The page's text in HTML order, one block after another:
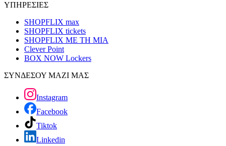
ΥΠΗΡΕΣΙΕΣ
SHOPFLIX max
SHOPFLIX tickets
SHOPFLIX ΜΕ ΤΗ ΜΙΑ
Clever Point
BOX NOW Lockers
ΣΥΝΔΕΣΟΥ ΜΑΖΙ ΜΑΣ
Instagram
Facebook
Tiktok
Linkedin